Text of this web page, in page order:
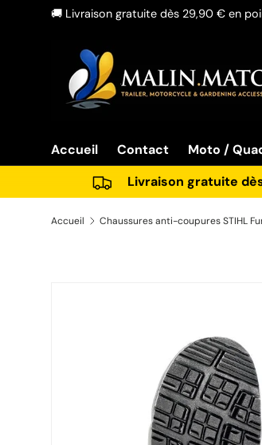
🚚 Livraison gratuite dès 29,90 € en
Accueil Contact Moto /
Livraison gratuite
Accueil